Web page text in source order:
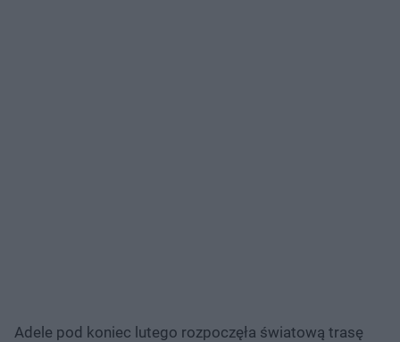
Adele pod koniec lutego rozpoczęła światową trasę